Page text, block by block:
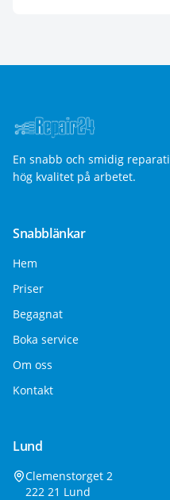
En snabb och smidig
hög kvalitet på arbetet.
Snabblänkar
Hem
Priser
Begagnat
Boka service
Om oss
Kontakt
Lund
Clemenstorget 2
222 21 Lund